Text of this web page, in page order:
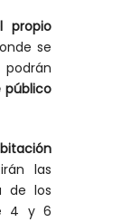
propio
se
público
las
de los
4 y 6